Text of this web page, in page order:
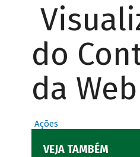
do
da Web
Ações
VEJA TAMBÉM